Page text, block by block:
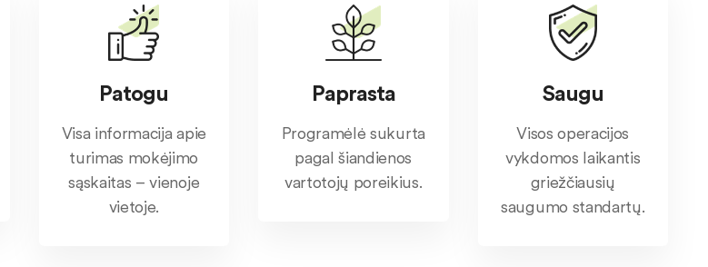
Patogu
Visa informacija apie
turimas mokėjimo
sąskaitas – vienoje
vietoje.
Paprasta
Programėlė sukurta
pagal šiandienos
vartotojų poreikius.
Saugu
Visos operacijos
vykdomos laikantis
griežčiausių
saugumo standartų.